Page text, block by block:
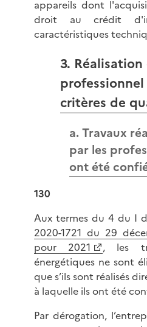
appareils dont
droit au crédit
caractéristiques
3.
critères de
a. Travaux
par les
ont été
130
Aux termes du 4 du I
2020-1721 du 29
pour 2021
, les
énergétiques ne sont
que s’ils sont réalisés
à laquelle ils ont été
Par dérogation,